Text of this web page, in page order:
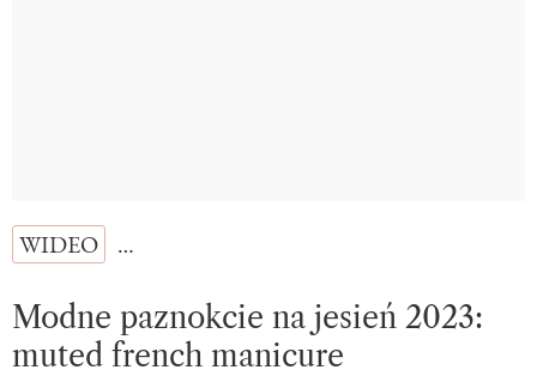
WIDEO …
Modne paznokcie na jesień 2023:
muted french manicure